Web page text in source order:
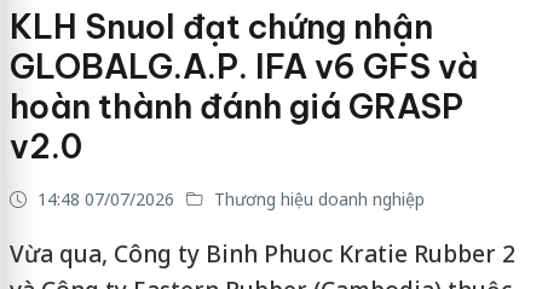
KLH Snuol đạt chứng nhận
GLOBALG.A.P. IFA v6 GFS và
hoàn thành đánh giá GRASP
v2.0
14:48 07/07/2026 Thương hiệu doanh nghiệp
Vừa qua, Công ty Binh Phuoc Kratie Rubber 2